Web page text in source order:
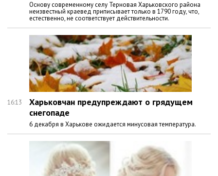
Основу современному селу Терновая Харьковского района
неизвестный краевед приписывает только в 1790 году, что,
естественно, не соответствует действительности.
16:13
Харьковчан предупреждают о грядущем
снегопаде
6 декабря в Харькове ожидается минусовая температура.